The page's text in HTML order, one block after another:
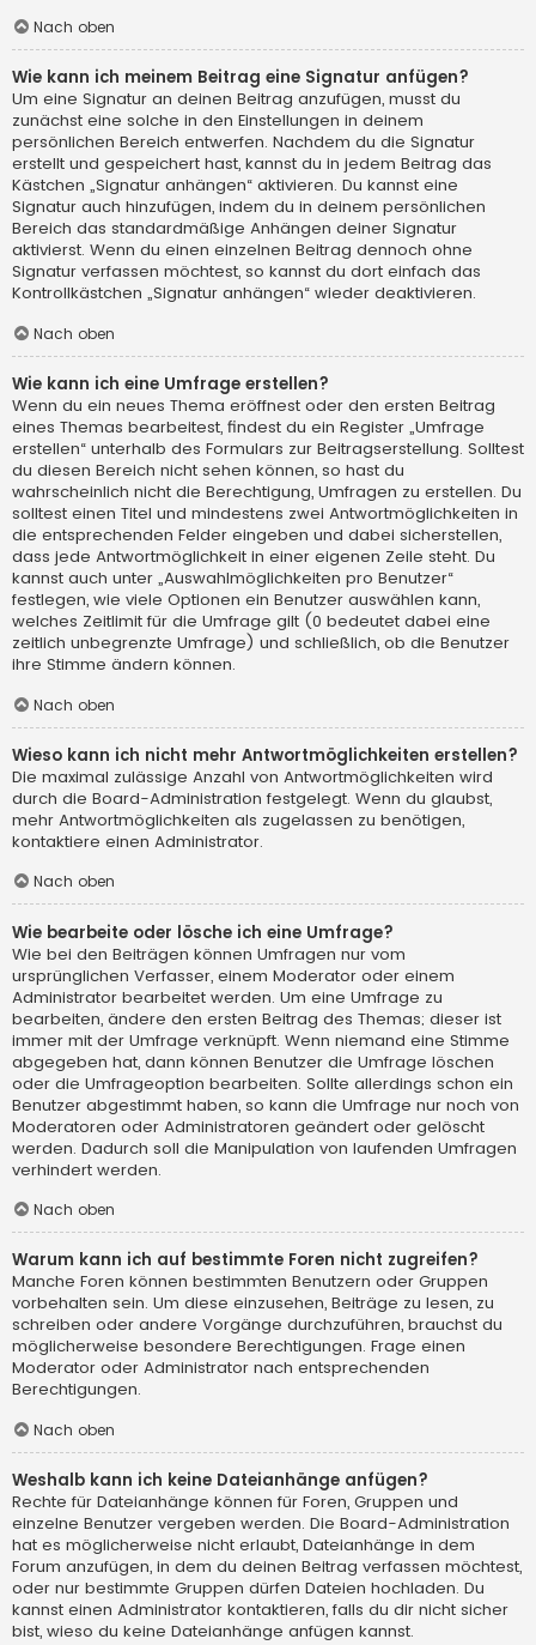
Nach oben
Wie kann ich meinem Beitrag eine Signatur anfügen?
Um eine Signatur an deinen Beitrag anzufügen, musst du
zunächst eine solche in den Einstellungen in deinem
persönlichen Bereich entwerfen. Nachdem du die Signatur
erstellt und gespeichert hast, kannst du in jedem Beitrag das
Kästchen „Signatur anhängen“ aktivieren. Du kannst eine
Signatur auch hinzufügen, indem du in deinem persönlichen
Bereich das standardmäßige Anhängen deiner Signatur
aktivierst. Wenn du einen einzelnen Beitrag dennoch ohne
Signatur verfassen möchtest, so kannst du dort einfach das
Kontrollkästchen „Signatur anhängen“ wieder deaktivieren.
Nach oben
Wie kann ich eine Umfrage erstellen?
Wenn du ein neues Thema eröffnest oder den ersten Beitrag
eines Themas bearbeitest, findest du ein Register „Umfrage
erstellen“ unterhalb des Formulars zur Beitragserstellung. Solltest
du diesen Bereich nicht sehen können, so hast du
wahrscheinlich nicht die Berechtigung, Umfragen zu erstellen. Du
solltest einen Titel und mindestens zwei Antwortmöglichkeiten in
die entsprechenden Felder eingeben und dabei sicherstellen,
dass jede Antwortmöglichkeit in einer eigenen Zeile steht. Du
kannst auch unter „Auswahlmöglichkeiten pro Benutzer“
festlegen, wie viele Optionen ein Benutzer auswählen kann,
welches Zeitlimit für die Umfrage gilt (0 bedeutet dabei eine
zeitlich unbegrenzte Umfrage) und schließlich, ob die Benutzer
ihre Stimme ändern können.
Nach oben
Wieso kann ich nicht mehr Antwortmöglichkeiten erstellen?
Die maximal zulässige Anzahl von Antwortmöglichkeiten wird
durch die Board-Administration festgelegt. Wenn du glaubst,
mehr Antwortmöglichkeiten als zugelassen zu benötigen,
kontaktiere einen Administrator.
Nach oben
Wie bearbeite oder lösche ich eine Umfrage?
Wie bei den Beiträgen können Umfragen nur vom
ursprünglichen Verfasser, einem Moderator oder einem
Administrator bearbeitet werden. Um eine Umfrage zu
bearbeiten, ändere den ersten Beitrag des Themas; dieser ist
immer mit der Umfrage verknüpft. Wenn niemand eine Stimme
abgegeben hat, dann können Benutzer die Umfrage löschen
oder die Umfrageoption bearbeiten. Sollte allerdings schon ein
Benutzer abgestimmt haben, so kann die Umfrage nur noch von
Moderatoren oder Administratoren geändert oder gelöscht
werden. Dadurch soll die Manipulation von laufenden Umfragen
verhindert werden.
Nach oben
Warum kann ich auf bestimmte Foren nicht zugreifen?
Manche Foren können bestimmten Benutzern oder Gruppen
vorbehalten sein. Um diese einzusehen, Beiträge zu lesen, zu
schreiben oder andere Vorgänge durchzuführen, brauchst du
möglicherweise besondere Berechtigungen. Frage einen
Moderator oder Administrator nach entsprechenden
Berechtigungen.
Nach oben
Weshalb kann ich keine Dateianhänge anfügen?
Rechte für Dateianhänge können für Foren, Gruppen und
einzelne Benutzer vergeben werden. Die Board-Administration
hat es möglicherweise nicht erlaubt, Dateianhänge in dem
Forum anzufügen, in dem du deinen Beitrag verfassen möchtest,
oder nur bestimmte Gruppen dürfen Dateien hochladen. Du
kannst einen Administrator kontaktieren, falls du dir nicht sicher
bist, wieso du keine Dateianhänge anfügen kannst.